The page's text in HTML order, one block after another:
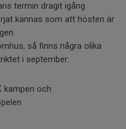
termin dragit igång
kännas som att hösten är
så finns några olika
i september:
kampen och